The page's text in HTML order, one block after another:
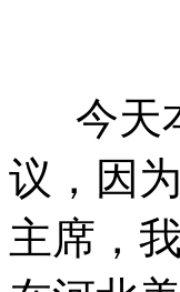
今天
议，因
主席，